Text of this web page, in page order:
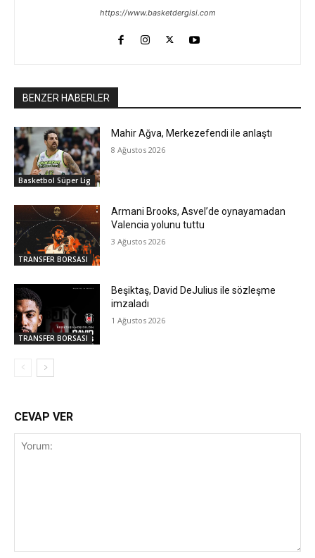
https://www.basketdergisi.com
BENZER HABERLER
Basketbol Süper Lig
Mahir Ağva, Merkezefendi ile anlaştı
8 Ağustos 2026
TRANSFER BORSASI
Armani Brooks, Asvel’de oynayamadan
Valencia yolunu tuttu
3 Ağustos 2026
TRANSFER BORSASI
Beşiktaş, David DeJulius ile sözleşme
imzaladı
1 Ağustos 2026
CEVAP VER